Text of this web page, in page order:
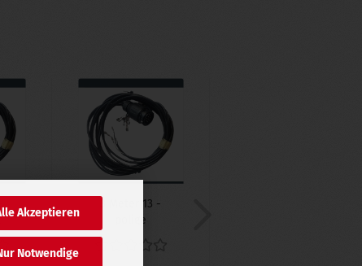
Akzeptieren
Notwendige
3 Meter 13 -
polige